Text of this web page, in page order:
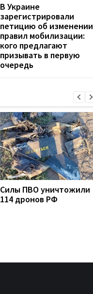
В Украине
зарегистрировали
петицию об изменении
правил мобилизации:
кого предлагают
призывать в первую
очередь
Силы ПВО уничтожили
114 дронов РФ